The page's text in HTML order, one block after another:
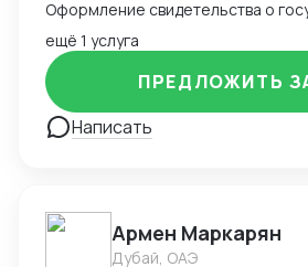
сертификат/декларация /
пожарной безопасности (ТР ПБ) -
государственной регистрации
заключение - отказное письмо
торговли - заключение о
содержащей озоноразрущающие
разработка и регистрация ТУ -
сертификаты - добровольные
пожарной безопасности - ИСО -
ещё 1 услуга
Написать
ПРЕДЛОЖИТЬ
Армен Маркарян
Дубай, ОАЭ